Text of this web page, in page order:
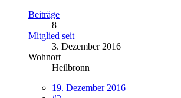
Beiträge
8
Mitglied seit
3. Dezember 2016
Wohnort
Heilbronn
19. Dezember 2016